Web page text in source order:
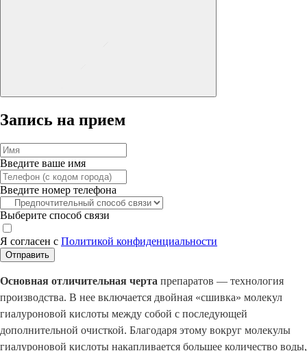
Запись на прием
Введите ваше имя
Введите номер телефона
Выберите способ связи
Я согласен с Политикой конфиденциальности
Отправить
Основная отличительная черта препаратов — технология
производства. В нее включается двойная «сшивка» молекул
гиалуроновой кислоты между собой с последующей
дополнительной очисткой. Благодаря этому вокруг молекулы
гиалуроновой кислоты накапливается большее количество воды,